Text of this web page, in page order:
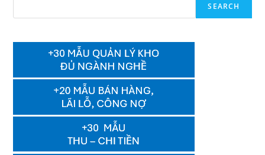
SEARCH